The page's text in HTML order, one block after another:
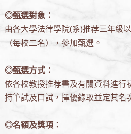
◎甄選對象：
由各大學法律學院(系)推荐三年級
（每校二名），參加甄選。
◎甄選方式：
依各校教授推荐書及有關資料進行
持筆試及口試，擇優錄取並定其名
◎名額及獎項：